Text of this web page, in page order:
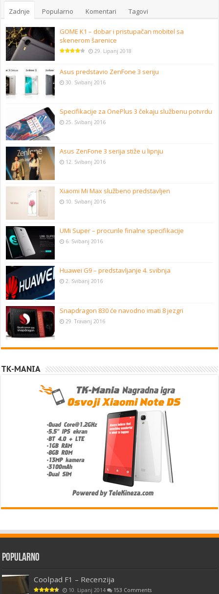
Zadnje Popularno Komentari Tagovi
GOME K1 – dobar i pristupačan mobitel sa
skenerom šarenice
29. Lipanj 2018
Asus predstavio ZenFone 3 seriju
30. Svibanj 2016
Specifikacije za OnePlus 3 čekaju službenu potvrdu
25. Svibanj 2016
Asus ZenFone 3 serija stiže u lipnju
12. Svibanj 2016
Xiaomi Mi Max službeno predstavljen
10. Svibanj 2016
UMi Super – procurile finalne specifikacije
6. Svibanj 2016
Huawei G9 – predstavljanje 4. svibnja
2. Svibanj 2016
Snapdragon 830 će navodno imati 8 jezgri
29. Travanj 2016
TK-MANIA
Popularno
Coolpad F1 – Recenzija
10. Lipanj 2014 153 Comments